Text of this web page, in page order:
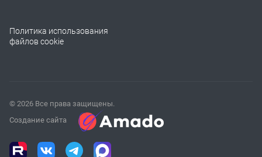
Политика использования
файлов cookie
© 2026 Все права защищены.
Создание сайта